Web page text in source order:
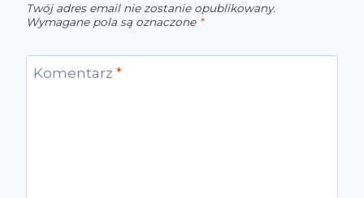
Twój adres email nie zostanie opublikowany.
Wymagane pola są oznaczone *
Komentarz *